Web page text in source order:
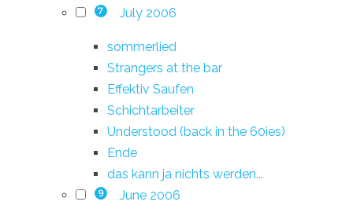
7 July 2006
sommerlied
Strangers at the bar
Effektiv Saufen
Schichtarbeiter
Understood (back in the 60ies)
Ende
das kann ja nichts werden...
9 June 2006